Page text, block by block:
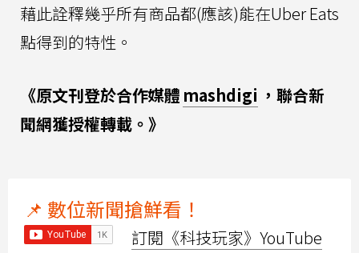
藉此詮釋幾乎所有商品都(應該)能在Uber Eats
點得到的特性。
《原文刊登於合作媒體 mashdigi ，聯合新
聞網獲授權轉載。》
📌 數位新聞搶鮮看！
訂閱《科技玩家》YouTube